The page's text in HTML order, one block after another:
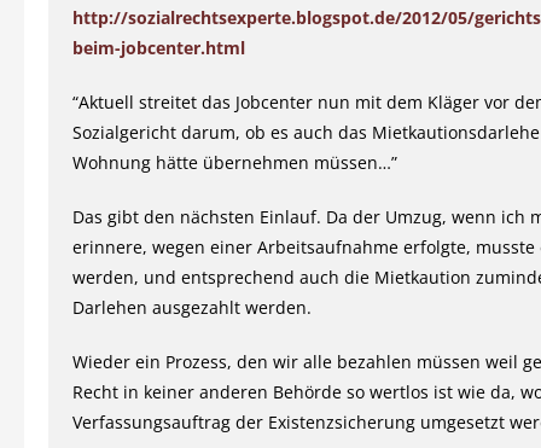
http://sozialrechtsexperte.blogspot.de/2012/05/
beim-jobcenter.html
“Aktuell streitet das Jobcenter nun mit dem Kläger vor
Sozialgericht darum, ob es auch das
Wohnung hätte übernehmen müssen…”
Das gibt den nächsten Einlauf. Da der Umzug, wenn ich
erinnere, wegen einer Arbeitsaufnahme erfolgte,
werden, und entsprechend auch die Mietkaution
Darlehen ausgezahlt werden.
Wieder ein Prozess, den wir alle bezahlen müssen weil
Recht in keiner anderen Behörde so wertlos ist wie da,
Verfassungsauftrag der Existenzsicherung umgesetzt